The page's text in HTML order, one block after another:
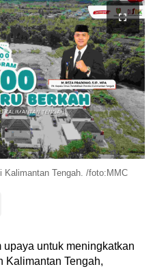
Kalimantan Tengah. /foto:MMC
untuk meningkatkan
Kalimantan Tengah,